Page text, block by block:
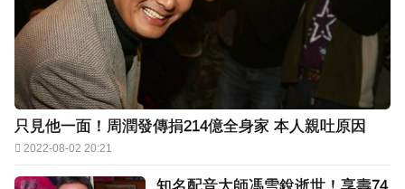
只見他一面！周潤發傳捐214億全身家 本人親吐原因
2022-08-02 20:21